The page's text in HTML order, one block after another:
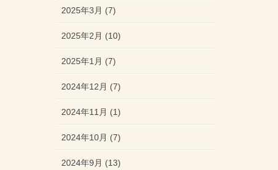
2025年3月 (7)
2025年2月 (10)
2025年1月 (7)
2024年12月 (7)
2024年11月 (1)
2024年10月 (7)
2024年9月 (13)